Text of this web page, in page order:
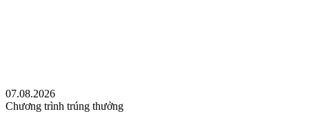
07.08.2026
Chương trình trúng thưởng